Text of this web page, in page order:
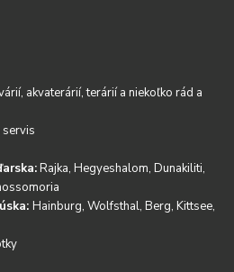
akvaterárií, terárií a niekoľko rád a
servis
Rajka, Hegyeshalom, Dunakiliti,
Hainburg, Wolfsthal, Berg, Kittsee,